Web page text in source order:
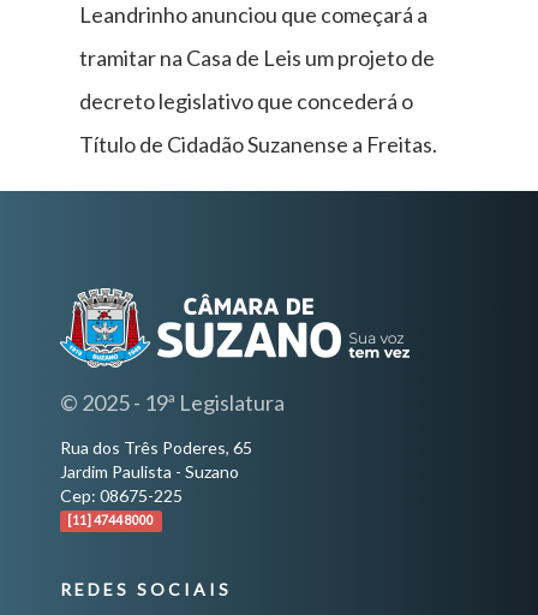
Leandrinho anunciou que começará a
tramitar na Casa de Leis um projeto de
decreto legislativo que concederá o
Título de Cidadão Suzanense a Freitas.
© 2025 - 19ª Legislatura
Rua dos Três Poderes, 65
Jardim Paulista - Suzano
Cep: 08675-225
[11] 4744 8000
REDES SOCIAIS